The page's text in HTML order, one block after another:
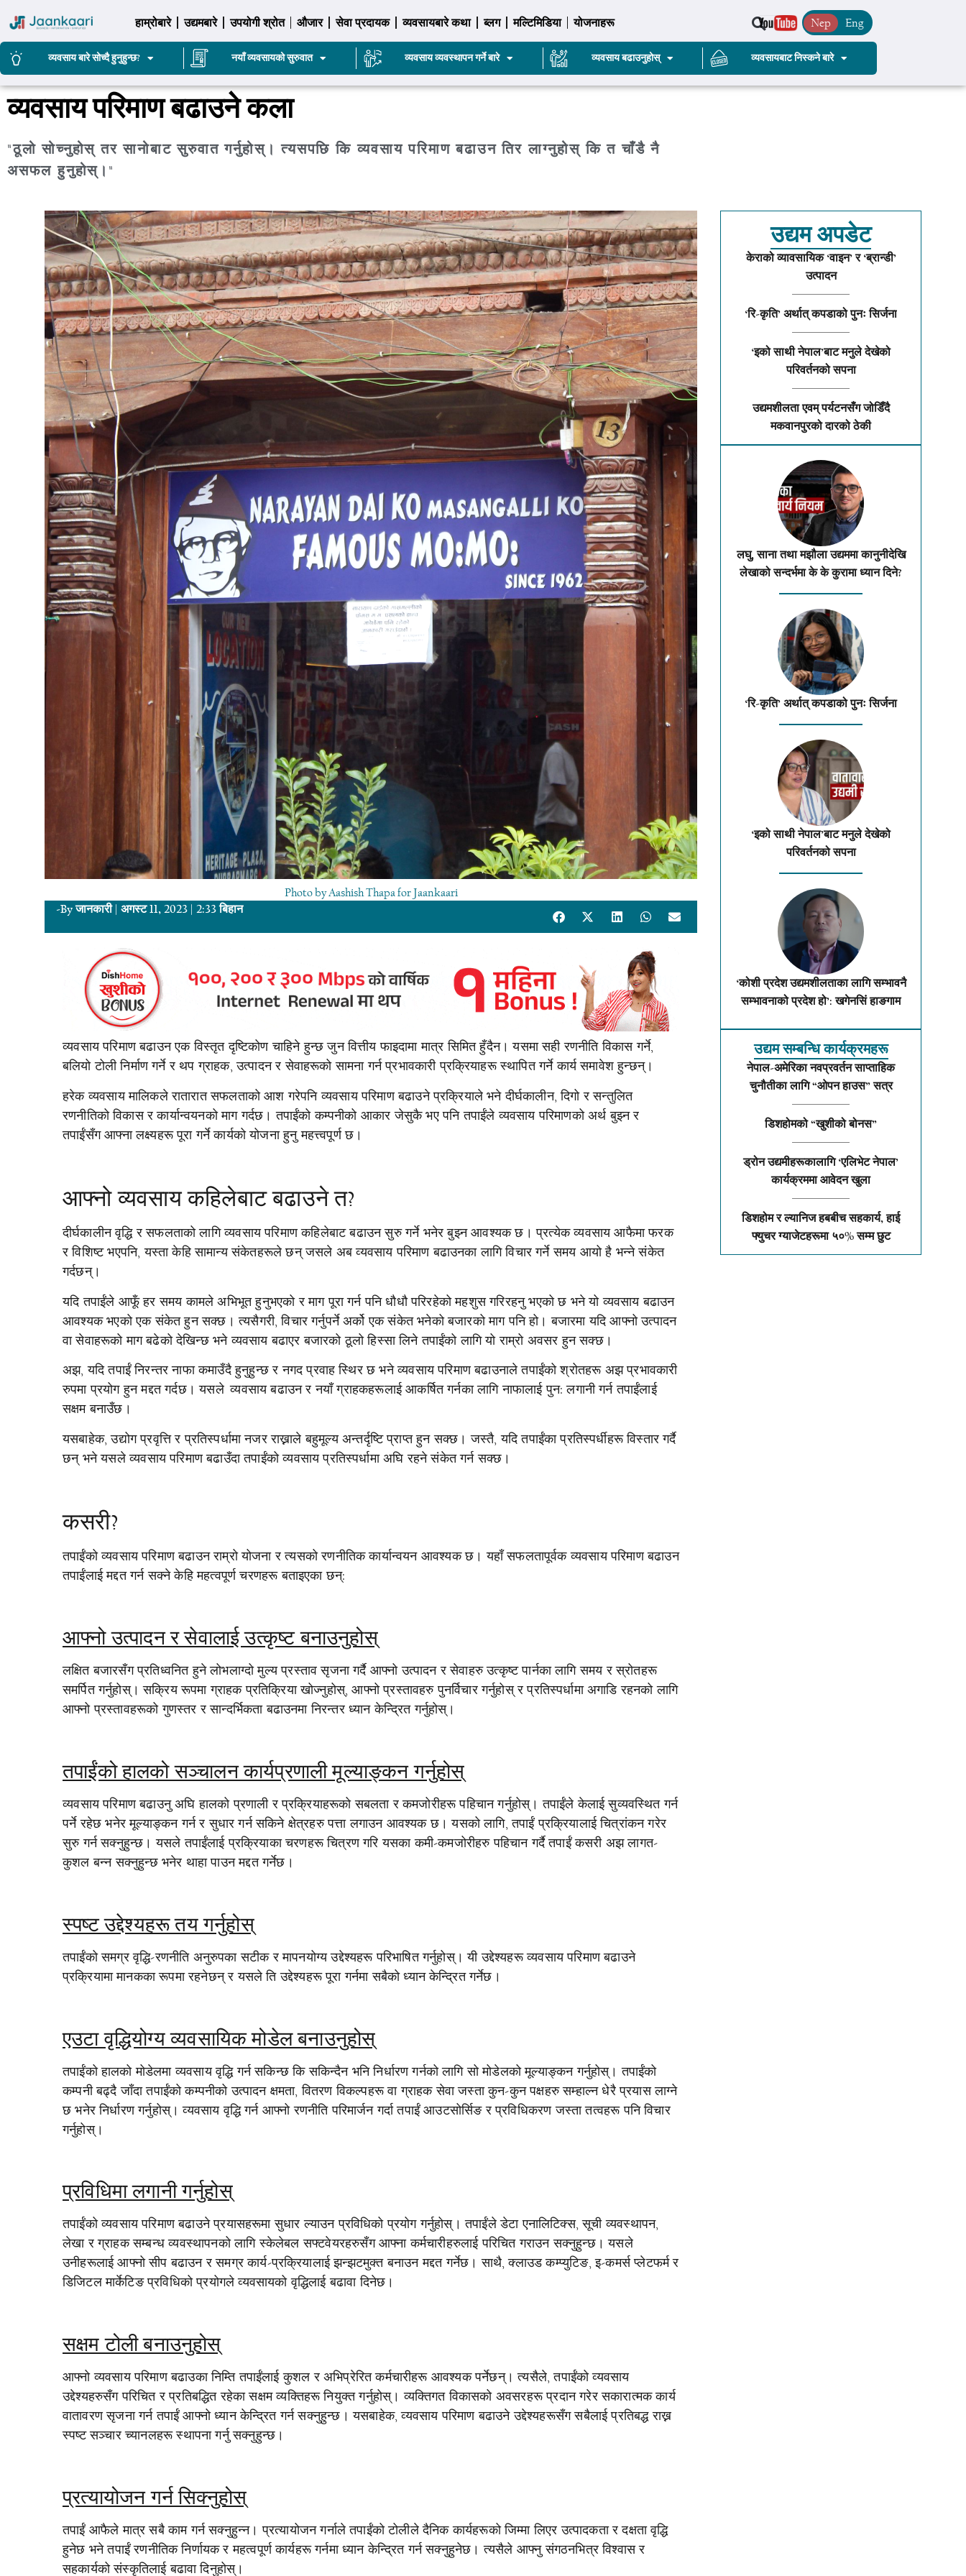
हाम्रोबारे उद्यमबारे उपयोगी श्रोत औजार सेवा प्रदायक व्यवसायबारे कथा ब्लग मल्टिमिडिया योजनाहरू Nep Eng
व्यवसाय बारे सोच्दै हुनुहुन्छ? नयाँ व्यवसायको सुरुवात व्यवसाय व्यवस्थापन गर्ने बारे व्यवसाय बढाउनुहोस् व्यवसायबाट निस्कने बारे
व्यवसाय परिमाण बढाउने कला
"ठूलो सोच्नुहोस् तर सानोबाट सुरुवात गर्नुहोस्। त्यसपछि कि व्यवसाय परिमाण बढाउन तिर लाग्नुहोस् कि त चाँडै नै
असफल हुनुहोस्।"
Photo by Aashish Thapa for Jaankaari
-Byजानकारी | अगस्ट 11, 2023 | 2:33 बिहान
व्यवसाय परिमाण बढाउन एक विस्तृत दृष्टिकोण चाहिने हुन्छ जुन वित्तीय फाइदामा मात्र सिमित हुँदैन। यसमा सही रणनीति विकास गर्ने,
बलियो टोली निर्माण गर्ने र थप ग्राहक, उत्पादन र सेवाहरूको सामना गर्न प्रभावकारी प्रक्रियाहरू स्थापित गर्ने कार्य समावेश हुन्छन्।
हरेक व्यवसाय मालिकले रातारात सफलताको आश गरेपनि व्यवसाय परिमाण बढाउने प्रक्रियाले भने दीर्घकालीन, दिगो र सन्तुलित
रणनीतिको विकास र कार्यान्वयनको माग गर्दछ। तपाईंको कम्पनीको आकार जेसुकै भए पनि तपाईंले व्यवसाय परिमाणको अर्थ बुझ्न र
तपाईंसँग आफ्ना लक्ष्यहरू पूरा गर्ने कार्यको योजना हुनु महत्त्वपूर्ण छ।
आफ्नो व्यवसाय कहिलेबाट बढाउने त?
दीर्घकालीन वृद्धि र सफलताको लागि व्यवसाय परिमाण कहिलेबाट बढाउन सुरु गर्ने भनेर बुझ्न आवश्यक छ। प्रत्येक व्यवसाय आफैमा फरक
र विशिष्ट भएपनि, यस्ता केहि सामान्य संकेतहरूले छन् जसले अब व्यवसाय परिमाण बढाउनका लागि विचार गर्ने समय आयो है भन्ने संकेत
गर्दछन्।
यदि तपाईंले आफूँ हर समय कामले अभिभूत हुनुभएको र माग पूरा गर्न पनि धौधौ परिरहेको महशुस गरिरहनु भएको छ भने यो व्यवसाय बढाउन
आवश्यक भएको एक संकेत हुन सक्छ। त्यसैगरी, विचार गर्नुपर्ने अर्को एक संकेत भनेको बजारको माग पनि हो। बजारमा यदि आफ्नो उत्पादन
वा सेवाहरूको माग बढेको देखिन्छ भने व्यवसाय बढाएर बजारको ठूलो हिस्सा लिने तपाईंको लागि यो राम्रो अवसर हुन सक्छ।
अझ, यदि तपाईं निरन्तर नाफा कमाउँदै हुनुहुन्छ र नगद प्रवाह स्थिर छ भने व्यवसाय परिमाण बढाउनाले तपाईंको श्रोतहरू अझ प्रभावकारी
रुपमा प्रयोग हुन मद्दत गर्दछ। यसले व्यवसाय बढाउन र नयाँ ग्राहकहरूलाई आकर्षित गर्नका लागि नाफालाई पुन: लगानी गर्न तपाईंलाई
सक्षम बनाउँछ।
यसबाहेक, उद्योग प्रवृत्ति र प्रतिस्पर्धामा नजर राख्नाले बहुमूल्य अन्तर्दृष्टि प्राप्त हुन सक्छ। जस्तै, यदि तपाईंका प्रतिस्पर्धीहरू विस्तार गर्दै
छन् भने यसले व्यवसाय परिमाण बढाउँदा तपाईंको व्यवसाय प्रतिस्पर्धामा अघि रहने संकेत गर्न सक्छ।
कसरी?
तपाईंको व्यवसाय परिमाण बढाउन राम्रो योजना र त्यसको रणनीतिक कार्यान्वयन आवश्यक छ। यहाँ सफलतापूर्वक व्यवसाय परिमाण बढाउन
तपाईंलाई मद्दत गर्न सक्ने केहि महत्वपूर्ण चरणहरू बताइएका छन्:
आफ्नो उत्पादन र सेवालाई उत्कृष्ट बनाउनुहोस्
लक्षित बजारसँग प्रतिध्वनित हुने लोभलाग्दो मुल्य प्रस्ताव सृजना गर्दै आफ्नो उत्पादन र सेवाहरु उत्कृष्ट पार्नका लागि समय र स्रोतहरू
समर्पित गर्नुहोस्। सक्रिय रूपमा ग्राहक प्रतिक्रिया खोज्नुहोस्, आफ्नो प्रस्तावहरु पुनर्विचार गर्नुहोस् र प्रतिस्पर्धामा अगाडि रहनको लागि
आफ्नो प्रस्तावहरूको गुणस्तर र सान्दर्भिकता बढाउनमा निरन्तर ध्यान केन्द्रित गर्नुहोस्।
तपाईंको हालको सञ्चालन कार्यप्रणाली मूल्याङ्कन गर्नुहोस्
व्यवसाय परिमाण बढाउनु अघि हालको प्रणाली र प्रक्रियाहरूको सबलता र कमजोरीहरू पहिचान गर्नुहोस्। तपाईंले केलाई सुव्यवस्थित गर्न
पर्ने रहेछ भनेर मूल्याङ्कन गर्न र सुधार गर्न सकिने क्षेत्रहरु पत्ता लगाउन आवश्यक छ। यसको लागि, तपाईं प्रक्रियालाई चित्रांकन गरेर
सुरु गर्न सक्नुहुन्छ। यसले तपाईंलाई प्रक्रियाका चरणहरू चित्रण गरि यसका कमी-कमजोरीहरु पहिचान गर्दै तपाईं कसरी अझ लागत-
कुशल बन्न सक्नुहुन्छ भनेर थाहा पाउन मद्दत गर्नेछ।
स्पष्ट उद्देश्यहरू तय गर्नुहोस्
तपाईंको समग्र वृद्धि-रणनीति अनुरुपका सटीक र मापनयोग्य उद्देश्यहरू परिभाषित गर्नुहोस्। यी उद्देश्यहरू व्यवसाय परिमाण बढाउने
प्रक्रियामा मानकका रूपमा रहनेछन् र यसले ति उद्देश्यहरू पूरा गर्नमा सबैको ध्यान केन्द्रित गर्नेछ।
एउटा वृद्धियोग्य व्यवसायिक मोडेल बनाउनुहोस्
तपाईंको हालको मोडेलमा व्यवसाय वृद्धि गर्न सकिन्छ कि सकिन्दैन भनि निर्धारण गर्नको लागि सो मोडेलको मूल्याङ्कन गर्नुहोस्। तपाईंको
कम्पनी बढ्दै जाँदा तपाईंको कम्पनीको उत्पादन क्षमता, वितरण विकल्पहरू वा ग्राहक सेवा जस्ता कुन-कुन पक्षहरु सम्हाल्न धेरै प्रयास लाग्ने
छ भनेर निर्धारण गर्नुहोस्। व्यवसाय वृद्धि गर्न आफ्नो रणनीति परिमार्जन गर्दा तपाईं आउटसोर्सिङ र प्रविधिकरण जस्ता तत्वहरू पनि विचार
गर्नुहोस्।
प्रविधिमा लगानी गर्नुहोस्
तपाईंको व्यवसाय परिमाण बढाउने प्रयासहरूमा सुधार ल्याउन प्रविधिको प्रयोग गर्नुहोस्। तपाईंले डेटा एनालिटिक्स, सूची व्यवस्थापन,
लेखा र ग्राहक सम्बन्ध व्यवस्थापनको लागि स्केलेबल सफ्टवेयरहरुसँग आफ्ना कर्मचारीहरुलाई परिचित गराउन सक्नुहुन्छ। यसले
उनीहरूलाई आफ्नो सीप बढाउन र समग्र कार्य-प्रक्रियालाई झन्झटमुक्त बनाउन मद्दत गर्नेछ। साथै, क्लाउड कम्प्युटिङ, इ-कमर्स प्लेटफर्म र
डिजिटल मार्केटिङ प्रविधिको प्रयोगले व्यवसायको वृद्धिलाई बढावा दिनेछ।
सक्षम टोली बनाउनुहोस्
आफ्नो व्यवसाय परिमाण बढाउका निम्ति तपाईंलाई कुशल र अभिप्रेरित कर्मचारीहरू आवश्यक पर्नेछन्। त्यसैले, तपाईंको व्यवसाय
उद्देश्यहरुसँग परिचित र प्रतिबद्धित रहेका सक्षम व्यक्तिहरू नियुक्त गर्नुहोस्। व्यक्तिगत विकासको अवसरहरू प्रदान गरेर सकारात्मक कार्य
वातावरण सृजना गर्न तपाईं आफ्नो ध्यान केन्द्रित गर्न सक्नुहुन्छ। यसबाहेक, व्यवसाय परिमाण बढाउने उद्देश्यहरूसँग सबैलाई प्रतिबद्ध राख्न
स्पष्ट सञ्चार च्यानलहरू स्थापना गर्नु सक्नुहुन्छ।
प्रत्यायोजन गर्न सिक्नुहोस्
तपाईं आफैले मात्र सबै काम गर्न सक्नुहुन्न। प्रत्यायोजन गर्नाले तपाईंको टोलीले दैनिक कार्यहरूको जिम्मा लिएर उत्पादकता र दक्षता वृद्धि
हुनेछ भने तपाईं रणनीतिक निर्णायक र महत्वपूर्ण कार्यहरू गर्नमा ध्यान केन्द्रित गर्न सक्नुहुनेछ। त्यसैले आफ्नु संगठनभित्र विश्वास र
सहकार्यको संस्कृतिलाई बढावा दिनुहोस्।
उद्यम अपडेट
केराको व्यावसायिक ‘वाइन’ र ‘ब्रान्डी’
उत्पादन
‘रि-कृति’ अर्थात् कपडाको पुनः सिर्जना
‘इको साथी नेपाल’बाट मनुले देखेको
परिवर्तनको सपना
उद्यमशीलता एवम् पर्यटनसँग जोडिँदै
मकवानपुरको दारको ठेकी
लघु, साना तथा मझौला उद्यममा कानुनीदेखि
लेखाको सन्दर्भमा के के कुरामा ध्यान दिने?
‘रि-कृति’ अर्थात् कपडाको पुनः सिर्जना
‘इको साथी नेपाल’बाट मनुले देखेको
परिवर्तनको सपना
‘कोशी प्रदेश उद्यमशीलताका लागि सम्भावनै
सम्भावनाको प्रदेश हो’: खगेनसिं हाङगाम
उद्यम सम्बन्धि कार्यक्रमहरू
नेपाल-अमेरिका नवप्रवर्तन साप्ताहिक
चुनौतीका लागि “ओपन हाउस” सत्र
डिशहोमको “खुशीको बोनस”
ड्रोन उद्यमीहरूकालागि ‘एलिभेट नेपाल’
कार्यक्रममा आवेदन खुला
डिशहोम र ल्यानिज हबबीच सहकार्य, हाई
फ्युचर ग्याजेटहरूमा ५०% सम्म छुट